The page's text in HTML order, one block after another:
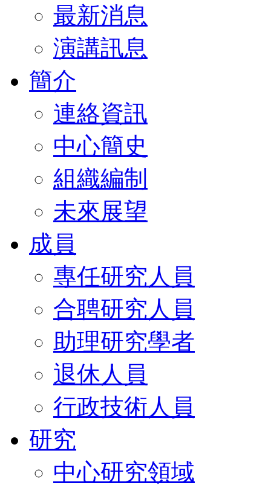
最新消息
演講訊息
簡介
連絡資訊
中心簡史
組織編制
未來展望
成員
專任研究人員
合聘研究人員
助理研究學者
退休人員
行政技術人員
研究
中心研究領域